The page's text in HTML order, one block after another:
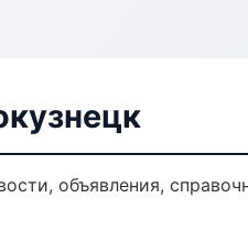
объявления,